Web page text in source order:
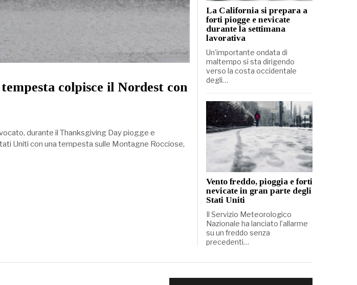
colpisce il Nordest con
durante il Thanksgiving Day piogge e
Uniti con una tempesta sulle Montagne Rocciose,
La California si prepara a
forti piogge e nevicate
durante la settimana
lavorativa
Un’importante ondata di
maltempo si sta dirigendo
verso la costa occidentale
degli…
Vento freddo, pioggia e forti
nevicate in gran parte degli
Stati Uniti
Il Servizio Meteorologico
Nazionale ha lanciato l’allarme
su un freddo senza
precedenti…